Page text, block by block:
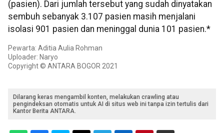
(pasien). Dari jumlah tersebut yang sudah dinyatakan
sembuh sebanyak 3.107 pasien masih menjalani
isolasi 901 pasien dan meninggal dunia 101 pasien.*
Pewarta: Aditia Aulia Rohman
Uploader: Naryo
Copyright © ANTARA BOGOR 2021
Dilarang keras mengambil konten, melakukan crawling atau
pengindeksan otomatis untuk AI di situs web ini tanpa izin tertulis dari
Kantor Berita ANTARA.